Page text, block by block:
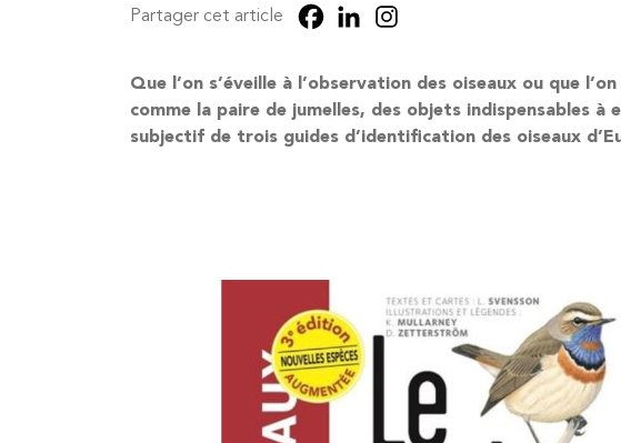
Partager cet article
Que l’on s’éveille à l’observation des oiseaux ou que
comme la paire de jumelles, des objets indispensables à
subjectif de trois guides d’identification des oiseaux